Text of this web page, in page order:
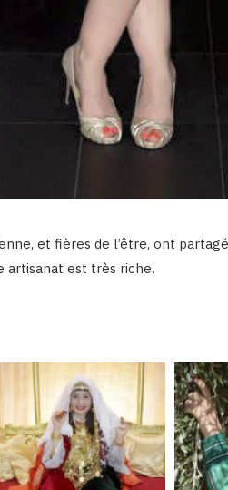
et fières de l’être, ont
artisanat est très riche.